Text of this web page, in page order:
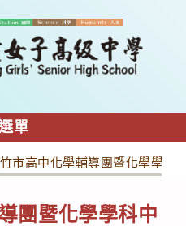
單
市高中化學輔導團暨化學學科
團暨化學學科中